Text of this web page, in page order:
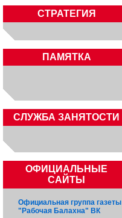
СТРАТЕГИЯ
ПАМЯТКА
CЛУЖБА ЗАНЯТОСТИ
ОФИЦИАЛЬНЫЕ
САЙТЫ
Официальная группа газеты
"Рабочая Балахна" ВК